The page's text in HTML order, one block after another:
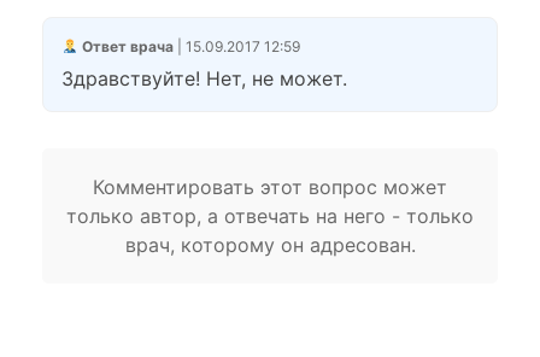
Ответ врача| 15.09.2017 12:59
Здравствуйте! Нет, не может.
Комментировать этот вопрос может
только автор, а отвечать на него - только
врач, которому он адресован.